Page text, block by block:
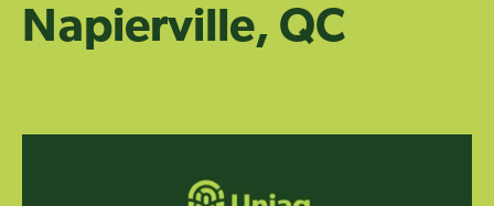
Napierville, QC